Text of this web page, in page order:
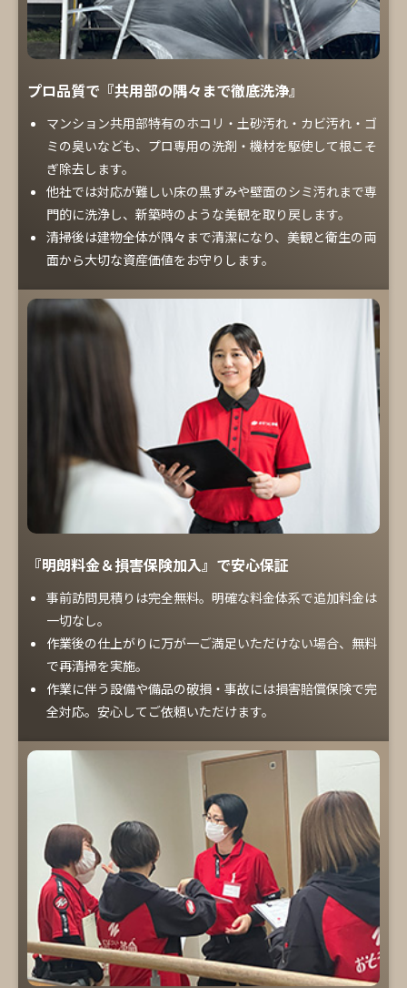
プロ品質で『共用部の隅々まで徹底洗浄』
マンション共用部特有のホコリ・土砂汚れ・カビ汚れ・ゴ
ミの臭いなども、プロ専用の洗剤・機材を駆使して根こそ
ぎ除去します。
他社では対応が難しい床の黒ずみや壁面のシミ汚れまで専
門的に洗浄し、新築時のような美観を取り戻します。
清掃後は建物全体が隅々まで清潔になり、美観と衛生の両
面から大切な資産価値をお守りします。
『明朗料金＆損害保険加入』で安心保証
事前訪問見積りは完全無料。明確な料金体系で追加料金は
一切なし。
作業後の仕上がりに万が一ご満足いただけない場合、無料
で再清掃を実施。
作業に伴う設備や備品の破損・事故には損害賠償保険で完
全対応。安心してご依頼いただけます。